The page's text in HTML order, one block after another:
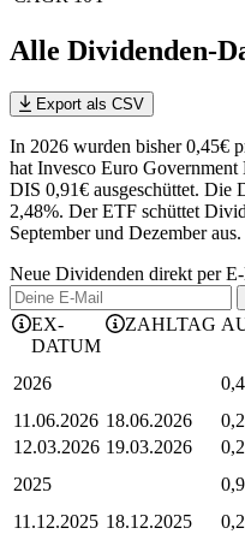
Alle Dividenden-
Export als CSV
In 2026 wurden bisher 0,45€
hat Invesco Euro
DIS 0,91€ ausgeschüttet. Die
2,48%. Der ETF schüttet
September und Dezember aus.
Neue Dividenden direkt per
EX-
DATUM
ZAHLTAG
2026
11.06.2026 18.06.2026
12.03.2026 19.03.2026
2025
11.12.2025 18.12.2025